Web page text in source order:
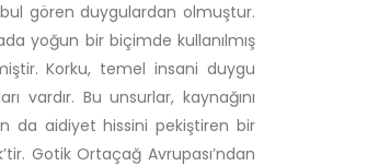
gören duygulardan olmuştur.
yoğun bir biçimde kullanılmış
Korku, temel insani duygu
vardır. Bu unsurlar, kaynağını
da aidiyet hissini pekiştiren bir
Gotik Ortaçağ Avrupası’ndan